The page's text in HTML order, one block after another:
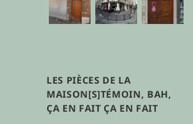
LES PIÈCES DE LA
MAISON[S]TÉMOIN, BAH,
ÇA EN FAIT ÇA EN FAIT